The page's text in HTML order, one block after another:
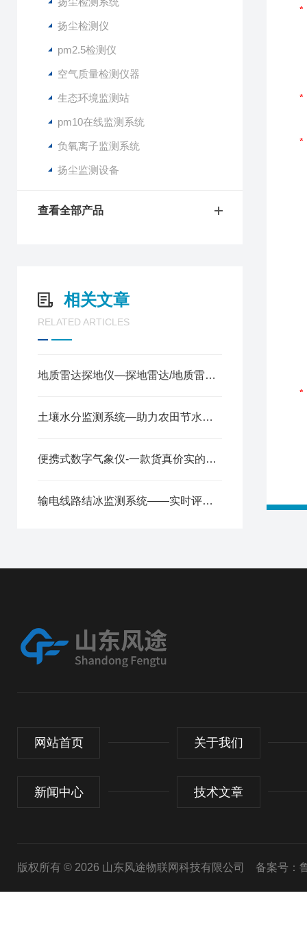
扬尘检测仪
pm2.5检测仪
空气质量检测仪器
生态环境监测站
pm10在线监测系统
负氧离子监测系统
扬尘监测设备
查看全部产品
相关文章
RELATED ARTICLES
地质雷达探地仪—探地雷达/地质雷达/暗管探测仪2024全+境+派+送
土壤水分监测系统​​—助力农田节水增产的土壤含水量监测仪器​@风途科技
便携式数字气象仪-一款货真价实的便携式气象站设备@2026已更新
输电线路结冰监测系统——实时评估结冰的危害，保障线路安全运行~
网站首页 关于我们
新闻中心 技术文章
版权所有 © 2026 山东风途物联网科技有限公司 备案号：